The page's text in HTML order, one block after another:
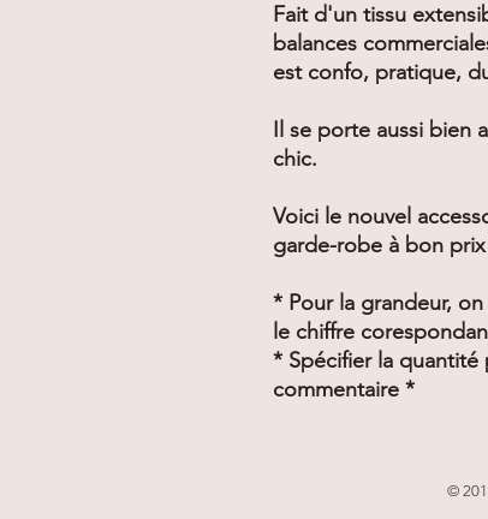
Fait d'un tissu
balances
est confo, pratique,
Il se porte aussi bien
chic.
Voici le nouvel
garde-robe à bon
* Pour la grandeur,
le chiffre
* Spécifier la quantité
commentaire *
©